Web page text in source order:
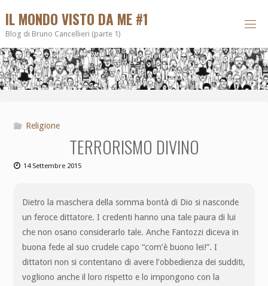
IL MONDO VISTO DA ME #1
Blog di Bruno Cancellieri (parte 1)
Religione
TERRORISMO DIVINO
14 Settembre 2015
Dietro la maschera della somma bontà di Dio si nasconde
un feroce dittatore. I credenti hanno una tale paura di lui
che non osano considerarlo tale. Anche Fantozzi diceva in
buona fede al suo crudele capo “com’è buono lei!”. I
dittatori non si contentano di avere l’obbedienza dei sudditi,
vogliono anche il loro rispetto e lo impongono con la